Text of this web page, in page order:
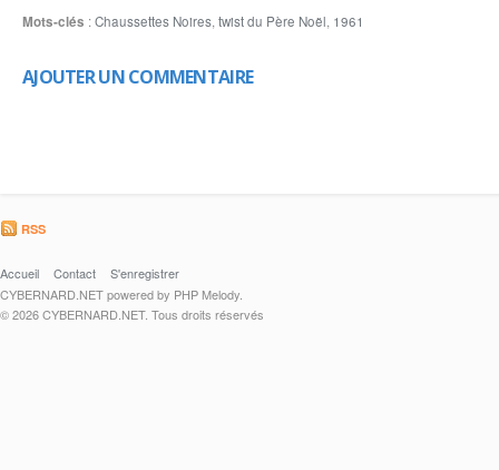
Mots-clés :Chaussettes Noires, twist du Père Noël, 1961
AJOUTER UN COMMENTAIRE
RSS
Accueil Contact
S'enregistrer
CYBERNARD.NET powered by PHP Melody.
© 2026 CYBERNARD.NET. Tous droits réservés